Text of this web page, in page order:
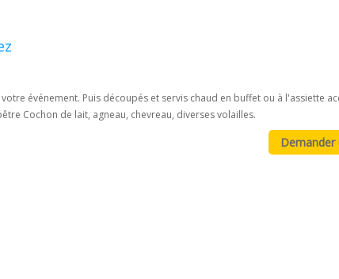
événement. Puis découpés et servis chaud en buffet ou à l'assiette
Cochon de lait, agneau, chevreau, diverses volailles.